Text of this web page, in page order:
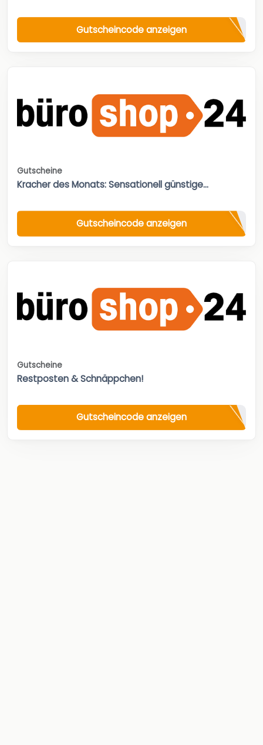
Gutscheincode anzeigen
Gutscheine
Kracher des Monats: Sensationell günstige...
Gutscheincode anzeigen
Gutscheine
Restposten & Schnäppchen!
Gutscheincode anzeigen